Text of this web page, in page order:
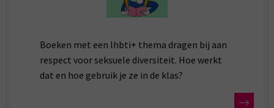
Boeken met een lhbti+ thema dragen bij aan
respect voor seksuele diversiteit. Hoe werkt
dat en hoe gebruik je ze in de klas?